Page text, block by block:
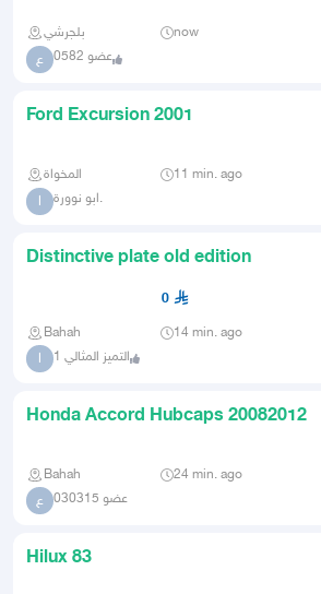
بلجرشي now
ع عضو 0582
Ford Excursion 2001
المخواة 11 min. ago
ا ابو نوورة.
Distinctive plate old edition
0
Bahah 14 min. ago
ا التميز المثالي 1
Honda Accord Hubcaps 20082012
Bahah 24 min. ago
ع عضو 030315
Hilux 83